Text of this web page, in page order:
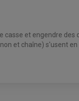
casse et engendre
et chaîne) s'usent